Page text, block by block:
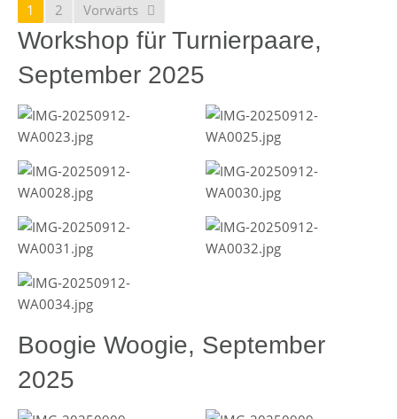
1 2 Vorwärts
Workshop für Turnierpaare,
September 2025
Boogie Woogie, September
2025